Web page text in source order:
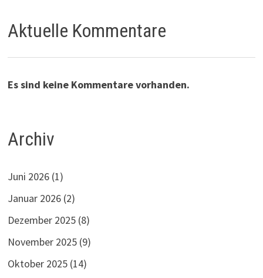
Aktuelle Kommentare
Es sind keine Kommentare vorhanden.
Archiv
Juni 2026 (1)
Januar 2026 (2)
Dezember 2025 (8)
November 2025 (9)
Oktober 2025 (14)